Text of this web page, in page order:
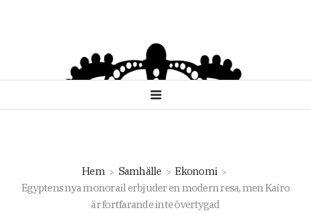
Hem Samhälle
Ekonomi
Egyptens nya monorail erbjuder en modern resa, men Kairo
är fortfarande inte övertygad